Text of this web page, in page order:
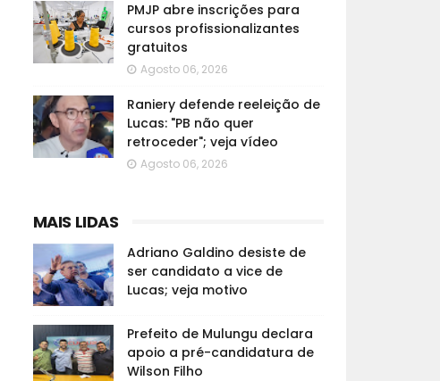
PMJP abre inscrições para
cursos profissionalizantes
gratuitos
Agosto 06, 2026
Raniery defende reeleição de
Lucas: "PB não quer
retroceder"; veja vídeo
Agosto 06, 2026
MAIS LIDAS
Adriano Galdino desiste de
ser candidato a vice de
Lucas; veja motivo
Prefeito de Mulungu declara
apoio a pré-candidatura de
Wilson Filho